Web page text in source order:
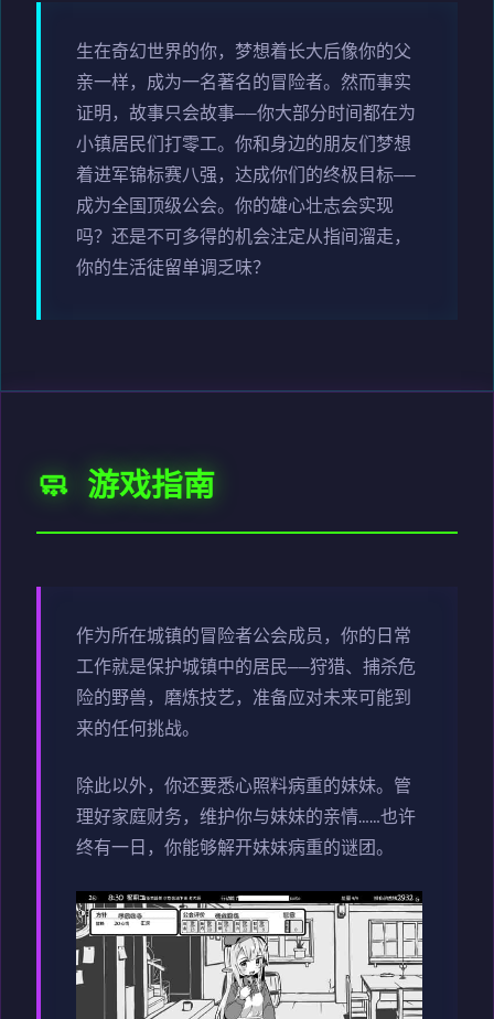
生在奇幻世界的你，梦想着长大后像你的父
亲一样，成为一名著名的冒险者。然而事实
证明，故事只会故事——你大部分时间都在为
小镇居民们打零工。你和身边的朋友们梦想
着进军锦标赛八强，达成你们的终极目标——
成为全国顶级公会。你的雄心壮志会实现
吗？还是不可多得的机会注定从指间溜走，
你的生活徒留单调乏味？
🧼 游戏指南
作为所在城镇的冒险者公会成员，你的日常
工作就是保护城镇中的居民——狩猎、捕杀危
险的野兽，磨炼技艺，准备应对未来可能到
来的任何挑战。
除此以外，你还要悉心照料病重的妹妹。管
理好家庭财务，维护你与妹妹的亲情……也许
终有一日，你能够解开妹妹病重的谜团。